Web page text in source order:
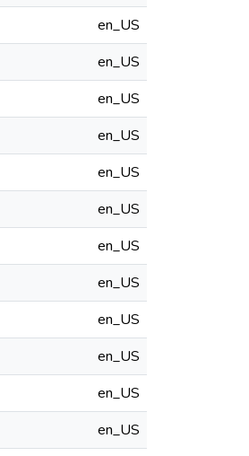
en_US
en_US
en_US
en_US
en_US
en_US
en_US
en_US
en_US
en_US
en_US
en_US